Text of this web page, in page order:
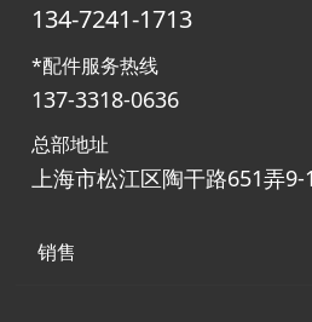
134-7241-1713
*配件服务热线
137-3318-0636
总部地址
上海市松江区陶干路651弄9-
销售